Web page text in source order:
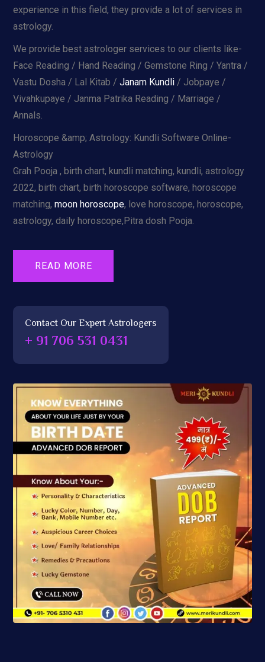
experience in this field, they provide a lot of services in
astrology.
We provide best astrologer services to our clients like-
Face Reading / Hand Reading / Gemstone Ring / Yantra /
Vastu Dosha / Lal Kitab / Janam Kundli / Jobpaye /
Vivahkupaye / Janma Patrika Reading / Marriage /
Annals.
Horoscope &amp; Astrology: Kundli Software Online-
Astrology
Grah Pooja , birth chart, kundli matching, kundli, astrology
2022, birth chart, birth horoscope software, horoscope
matching, moon horoscope, love horoscope, horoscope,
astrology, daily horoscope,Pitra dosh Pooja.
READ MORE
Contact Our Expert Astrologers
+ 91 706 531 0431